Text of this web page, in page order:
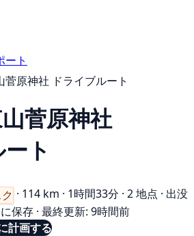
ート
菅原神社 ドライブルート
菅原神社
ト
· 114 km · 1時間33分 · 2 地点 · 出没
保存 · 最終更新: 9時間前
計画する